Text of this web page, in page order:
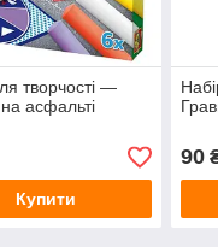
творчості —
на асфальті
Купити
90